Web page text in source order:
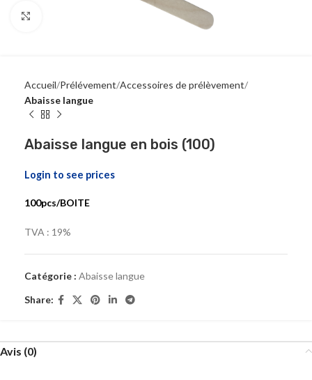
Accueil Prélévement Accessoires de prélèvement
Abaisse langue
Abaisse langue en bois (100)
Login to see prices
100pcs/BOITE
TVA : 19%
Catégorie : Abaisse langue
Share:
Avis (0)